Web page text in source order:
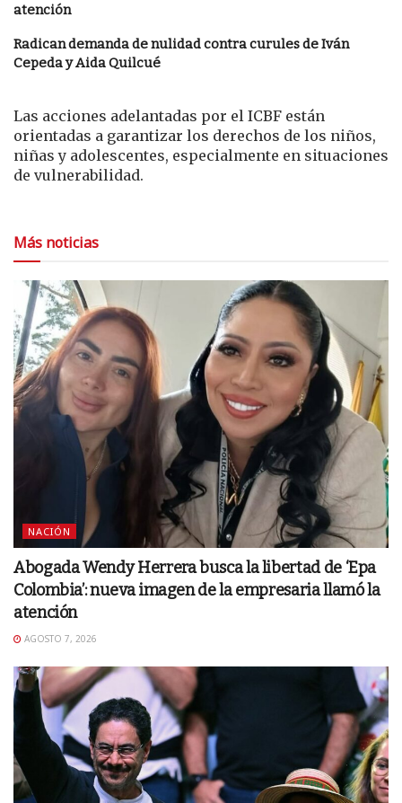
atención
Radican demanda de nulidad contra curules de Iván
Cepeda y Aida Quilcué
Las acciones adelantadas por el ICBF están
orientadas a garantizar los derechos de los niños,
niñas y adolescentes, especialmente en situaciones
de vulnerabilidad.
Más noticias
NACIÓN
Abogada Wendy Herrera busca la libertad de ‘Epa
Colombia’: nueva imagen de la empresaria llamó la
atención
AGOSTO 7, 2026